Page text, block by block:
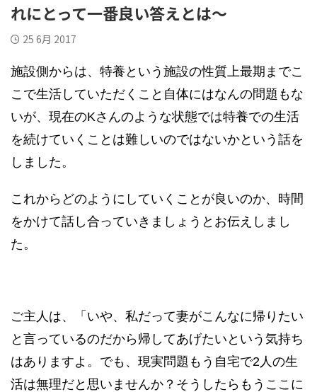
れにとって一番良い答えとは～
25 6月 2017
施設側からは、特養という施設の性質上最期までこ
こで生活していただくこと自体にはなんの問題もな
いが、現在のKさんのような状態では特養での生活
を続けていくことは難しいのではないかという話を
しました。
これからどのようにしていくことが良いのか、時間
をかけて話し合っていきましょうとお伝えしまし
た。
ご主人は、「いや、私だって妻がこんなに帰りたい
と言っているのだから帰してあげたいという気持ち
はありますよ。でも、現実問題もう自宅で2人の生
活は無理だと思いませんか？そうしたらもうここに